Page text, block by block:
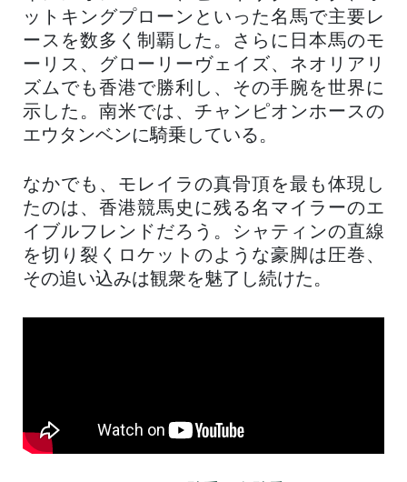
ットキングプローンといった名馬で主要レ
ースを数多く制覇した。さらに日本馬のモ
ーリス、グローリーヴェイズ、ネオリアリ
ズムでも香港で勝利し、その手腕を世界に
示した。南米では、チャンピオンホースの
エウタンベンに騎乗している。
なかでも、モレイラの真骨頂を最も体現し
たのは、香港競馬史に残る名マイラーのエ
イブルフレンドだろう。シャティンの直線
を切り裂くロケットのような豪脚は圧巻、
その追い込みは観衆を魅了し続けた。